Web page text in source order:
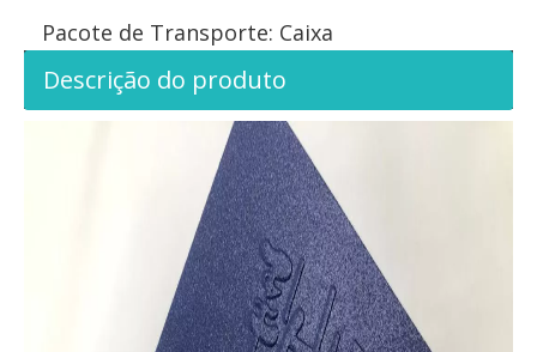
Pacote de Transporte: Caixa
Descrição do produto